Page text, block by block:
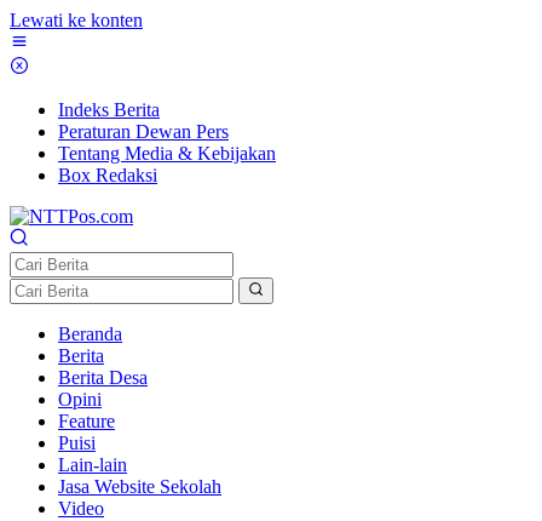
Lewati ke konten
Indeks Berita
Peraturan Dewan Pers
Tentang Media & Kebijakan
Box Redaksi
Beranda
Berita
Berita Desa
Opini
Feature
Puisi
Lain-lain
Jasa Website Sekolah
Video